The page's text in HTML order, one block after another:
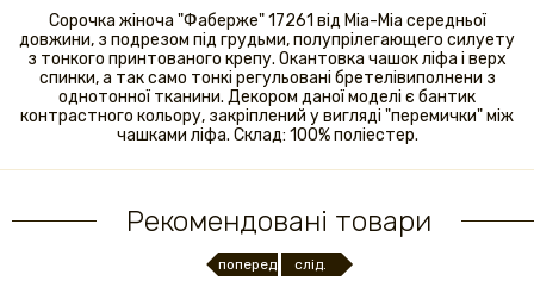
Сорочка жіноча "Фаберже" 17261 від Міа-Міа середньої
довжини, з подрезом під грудьми, полупрілегающего силуету
з тонкого принтованого крепу. Окантовка чашок ліфа і верх
спинки, а так само тонкі регульовані бретелівиполнени з
однотонної тканини. Декором даної моделі є бантик
контрастного кольору, закріплений у вигляді "перемички" між
чашками ліфа. Склад: 100% поліестер.
Рекомендовані товари
поперед. слід.